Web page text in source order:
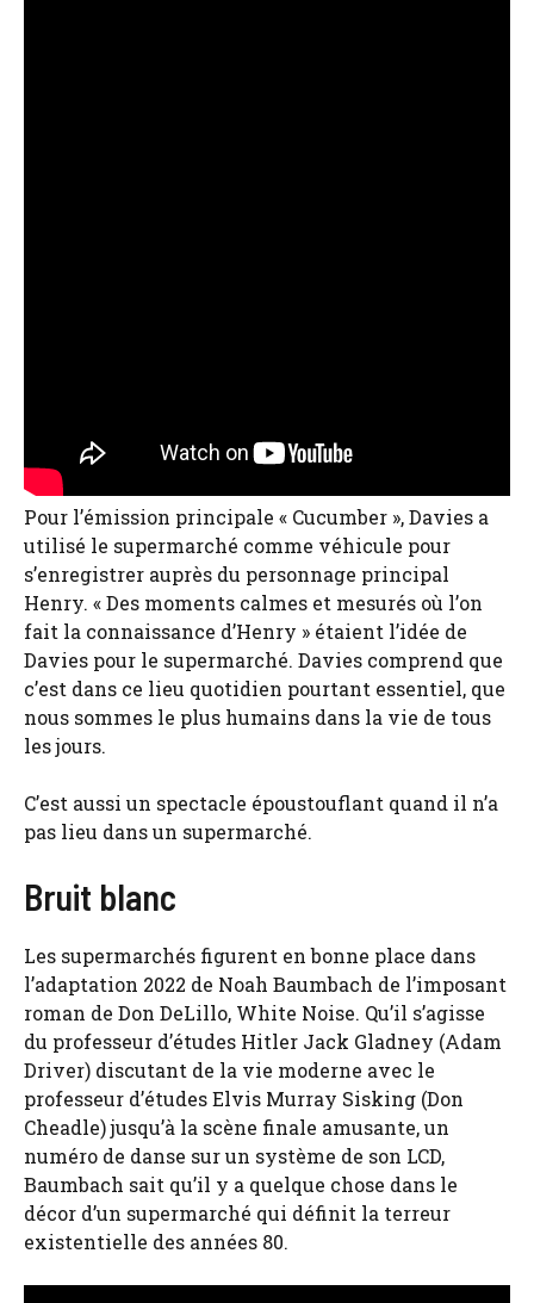
Pour l’émission principale « Cucumber », Davies a
utilisé le supermarché comme véhicule pour
s’enregistrer auprès du personnage principal
Henry. « Des moments calmes et mesurés où l’on
fait la connaissance d’Henry » étaient l’idée de
Davies pour le supermarché. Davies comprend que
c’est dans ce lieu quotidien pourtant essentiel, que
nous sommes le plus humains dans la vie de tous
les jours.
C’est aussi un spectacle époustouflant quand il n’a
pas lieu dans un supermarché.
Bruit blanc
Les supermarchés figurent en bonne place dans
l’adaptation 2022 de Noah Baumbach de l’imposant
roman de Don DeLillo, White Noise. Qu’il s’agisse
du professeur d’études Hitler Jack Gladney (Adam
Driver) discutant de la vie moderne avec le
professeur d’études Elvis Murray Sisking (Don
Cheadle) jusqu’à la scène finale amusante, un
numéro de danse sur un système de son LCD,
Baumbach sait qu’il y a quelque chose dans le
décor d’un supermarché qui définit la terreur
existentielle des années 80.